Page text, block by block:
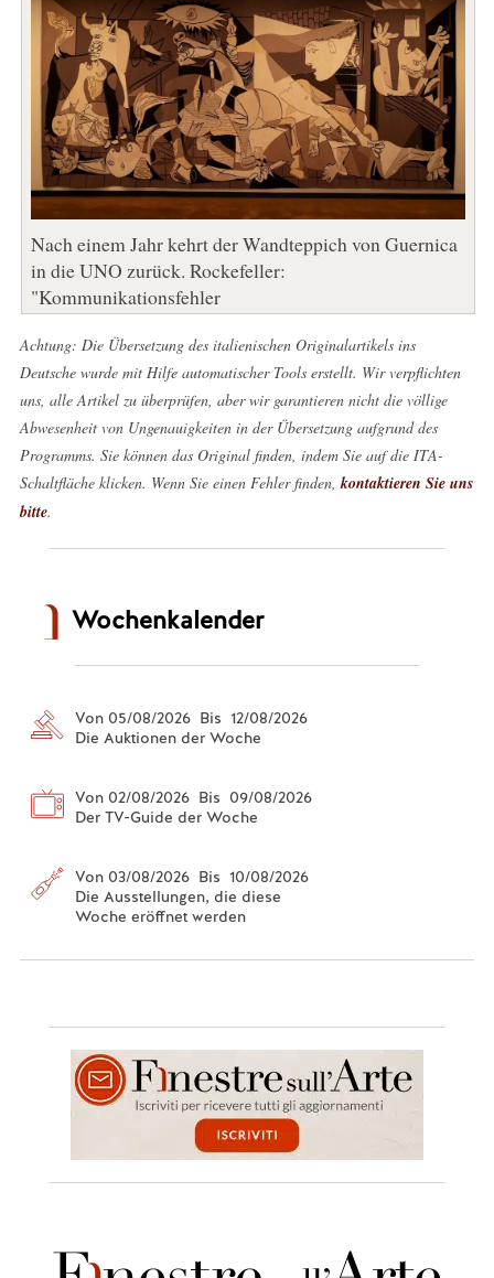
Nach einem Jahr kehrt der Wandteppich von Guernica
in die UNO zurück. Rockefeller:
"Kommunikationsfehler
Achtung: Die Übersetzung des italienischen Originalartikels ins
Deutsche wurde mit Hilfe automatischer Tools erstellt. Wir verpflichten
uns, alle Artikel zu überprüfen, aber wir garantieren nicht die völlige
Abwesenheit von Ungenauigkeiten in der Übersetzung aufgrund des
Programms. Sie können das Original finden, indem Sie auf die ITA-
Schaltfläche klicken. Wenn Sie einen Fehler finden, kontaktieren Sie uns
bitte.
Wochenkalender
Von 05/08/2026 Bis 12/08/2026
Die Auktionen der Woche
Von 02/08/2026 Bis 09/08/2026
Der TV-Guide der Woche
Von 03/08/2026 Bis 10/08/2026
Die Ausstellungen, die diese
Woche eröffnet werden